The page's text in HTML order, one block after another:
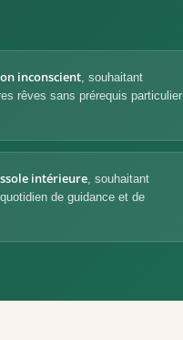
inconscient, souhaitant
rêves sans prérequis particulier
intérieure, souhaitant
de guidance et de